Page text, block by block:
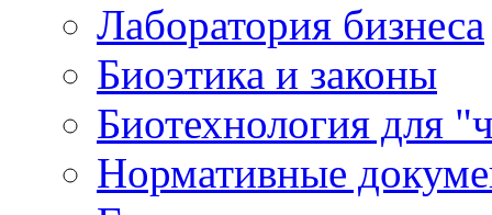
Лаборатория бизнеса
Биоэтика и законы
Биотехнология для
Нормативные